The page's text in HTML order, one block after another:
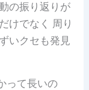
の振り返りが
けでなく 周り
いクセも発見
って長いの